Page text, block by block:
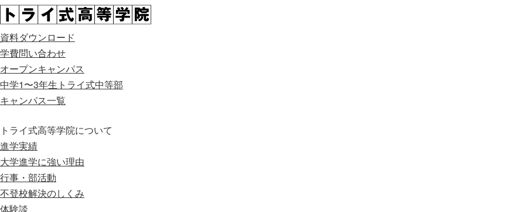
資料ダウンロード
学費問い合わせ
オープンキャンパス
中学1〜3年生 トライ式中等部
キャンパス一覧
トライ式高等学院について
進学実績
大学進学に強い理由
行事・部活動
不登校解決のしくみ
体験談